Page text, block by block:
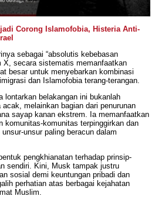
Corong Islamofobia, Histeria Anti-
sebagai “absolutis kebebasan
X, secara sistematis memanfaatkan
besar untuk menyebarkan kombinasi
dan Islamofobia terang-terangan.
lontarkan belakangan ini bukanlah
melainkan bagian dari penurunan
sayap kanan ekstrem. Ia memanfaatkan
komunitas-komunitas terpinggirkan dan
unsur paling beracun dalam
pengkhianatan terhadap prinsip-
sendiri. Kini, Musk tampak justru
sosial demi keuntungan pribadi dan
perhatian atas berbagai kejahatan
Muslim.